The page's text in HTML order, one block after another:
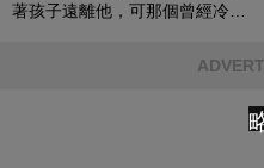
著孩子遠離他，可那個曾經冷漠